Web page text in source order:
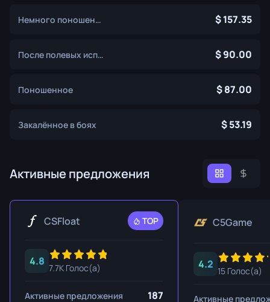
Немного поношенное 157.35
После полевых испытаний 90.00
Поношенное 87.00
Закалённое в боях 53.19
Активные предложения
CSFloat TOP
4.8
7.7K Голос(а)
Активные предложения 187
C5Game
4.2
15 Голос(а)
Активные